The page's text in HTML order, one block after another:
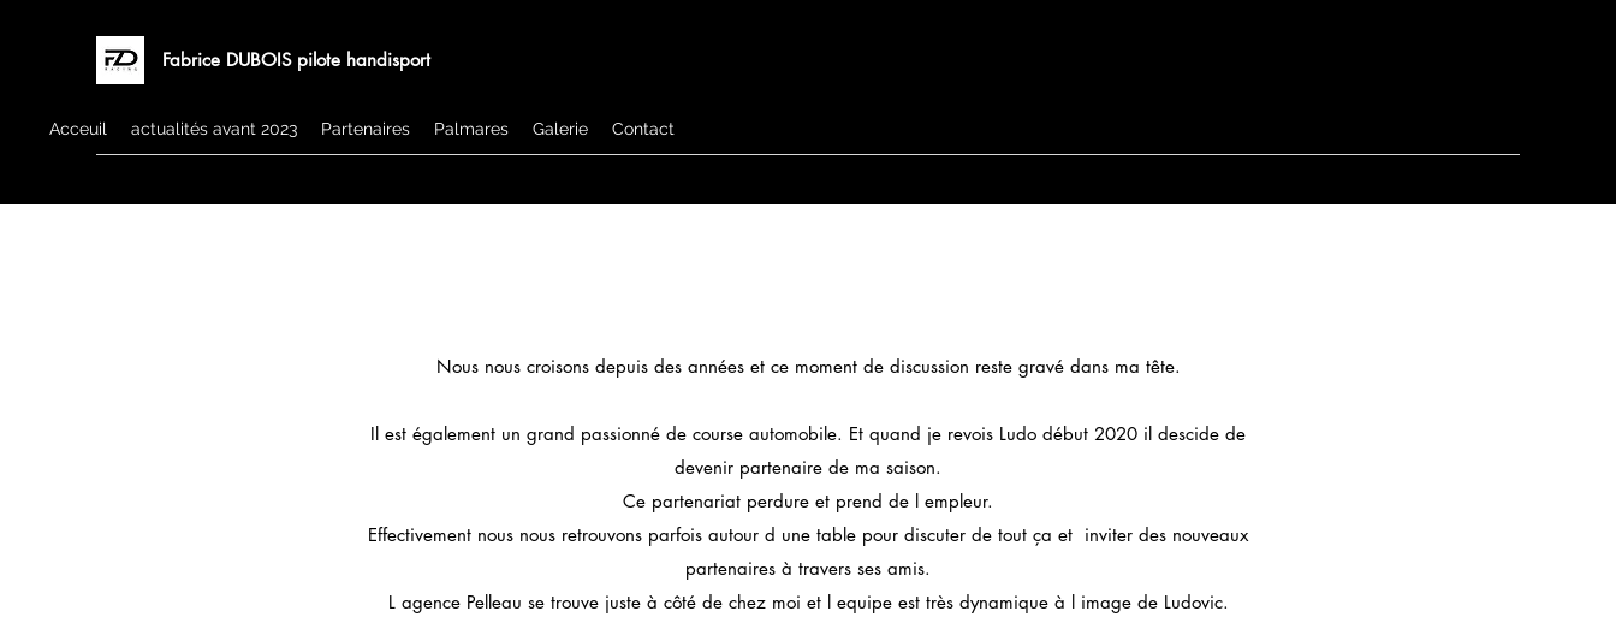
Fabrice DUBOIS pilote handisport
Acceuil actualités avant 2023 Partenaires Palmares Galerie Contact
Nous nous croisons depuis des années et ce moment de discussion reste gravé dans ma tête.
Il est également un grand passionné de course automobile. Et quand je revois Ludo début 2020 il descide de
devenir partenaire de ma saison.
Ce partenariat perdure et prend de l empleur.
Effectivement nous nous retrouvons parfois autour d une table pour discuter de tout ça et inviter des nouveaux
partenaires à travers ses amis.
L agence Pelleau se trouve juste à côté de chez moi et l equipe est très dynamique à l image de Ludovic.